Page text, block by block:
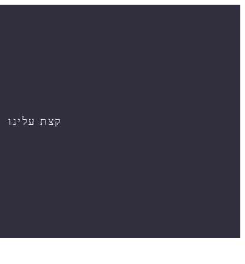
קצת עלינו